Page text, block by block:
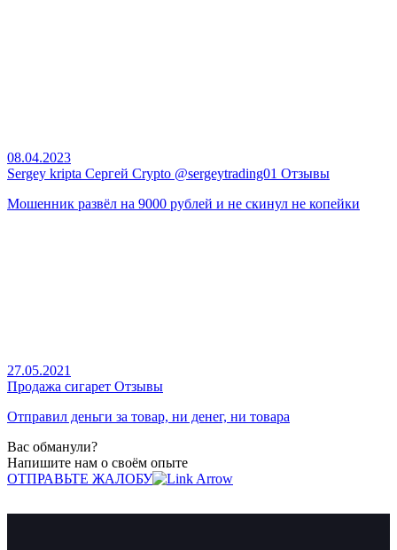
08.04.2023
Sergey kripta Сергей Crypto @sergeytrading01 Отзывы
Мошенник развёл на 9000 рублей и не скинул не копейки
27.05.2021
Продажа сигарет Отзывы
Отправил деньги за товар, ни денег, ни товара
Вас обманули?
Напишите нам о своём опыте
ОТПРАВЬТЕ ЖАЛОБУ